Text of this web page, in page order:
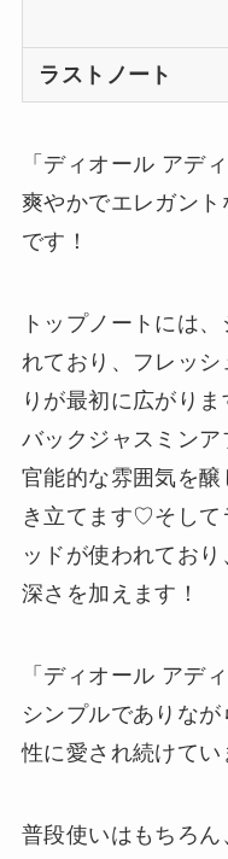
ラストノート
「ディオール アデ
爽やかでエレガン
です！
トップノートには
れており、フレッ
りが最初に広がり
バックジャスミン
官能的な雰囲気を醸
き立てます♡そして
ッドが使われてお
深さを加えます！
「ディオール アデ
シンプルでありな
性に愛され続けて
普段使いはもちろ